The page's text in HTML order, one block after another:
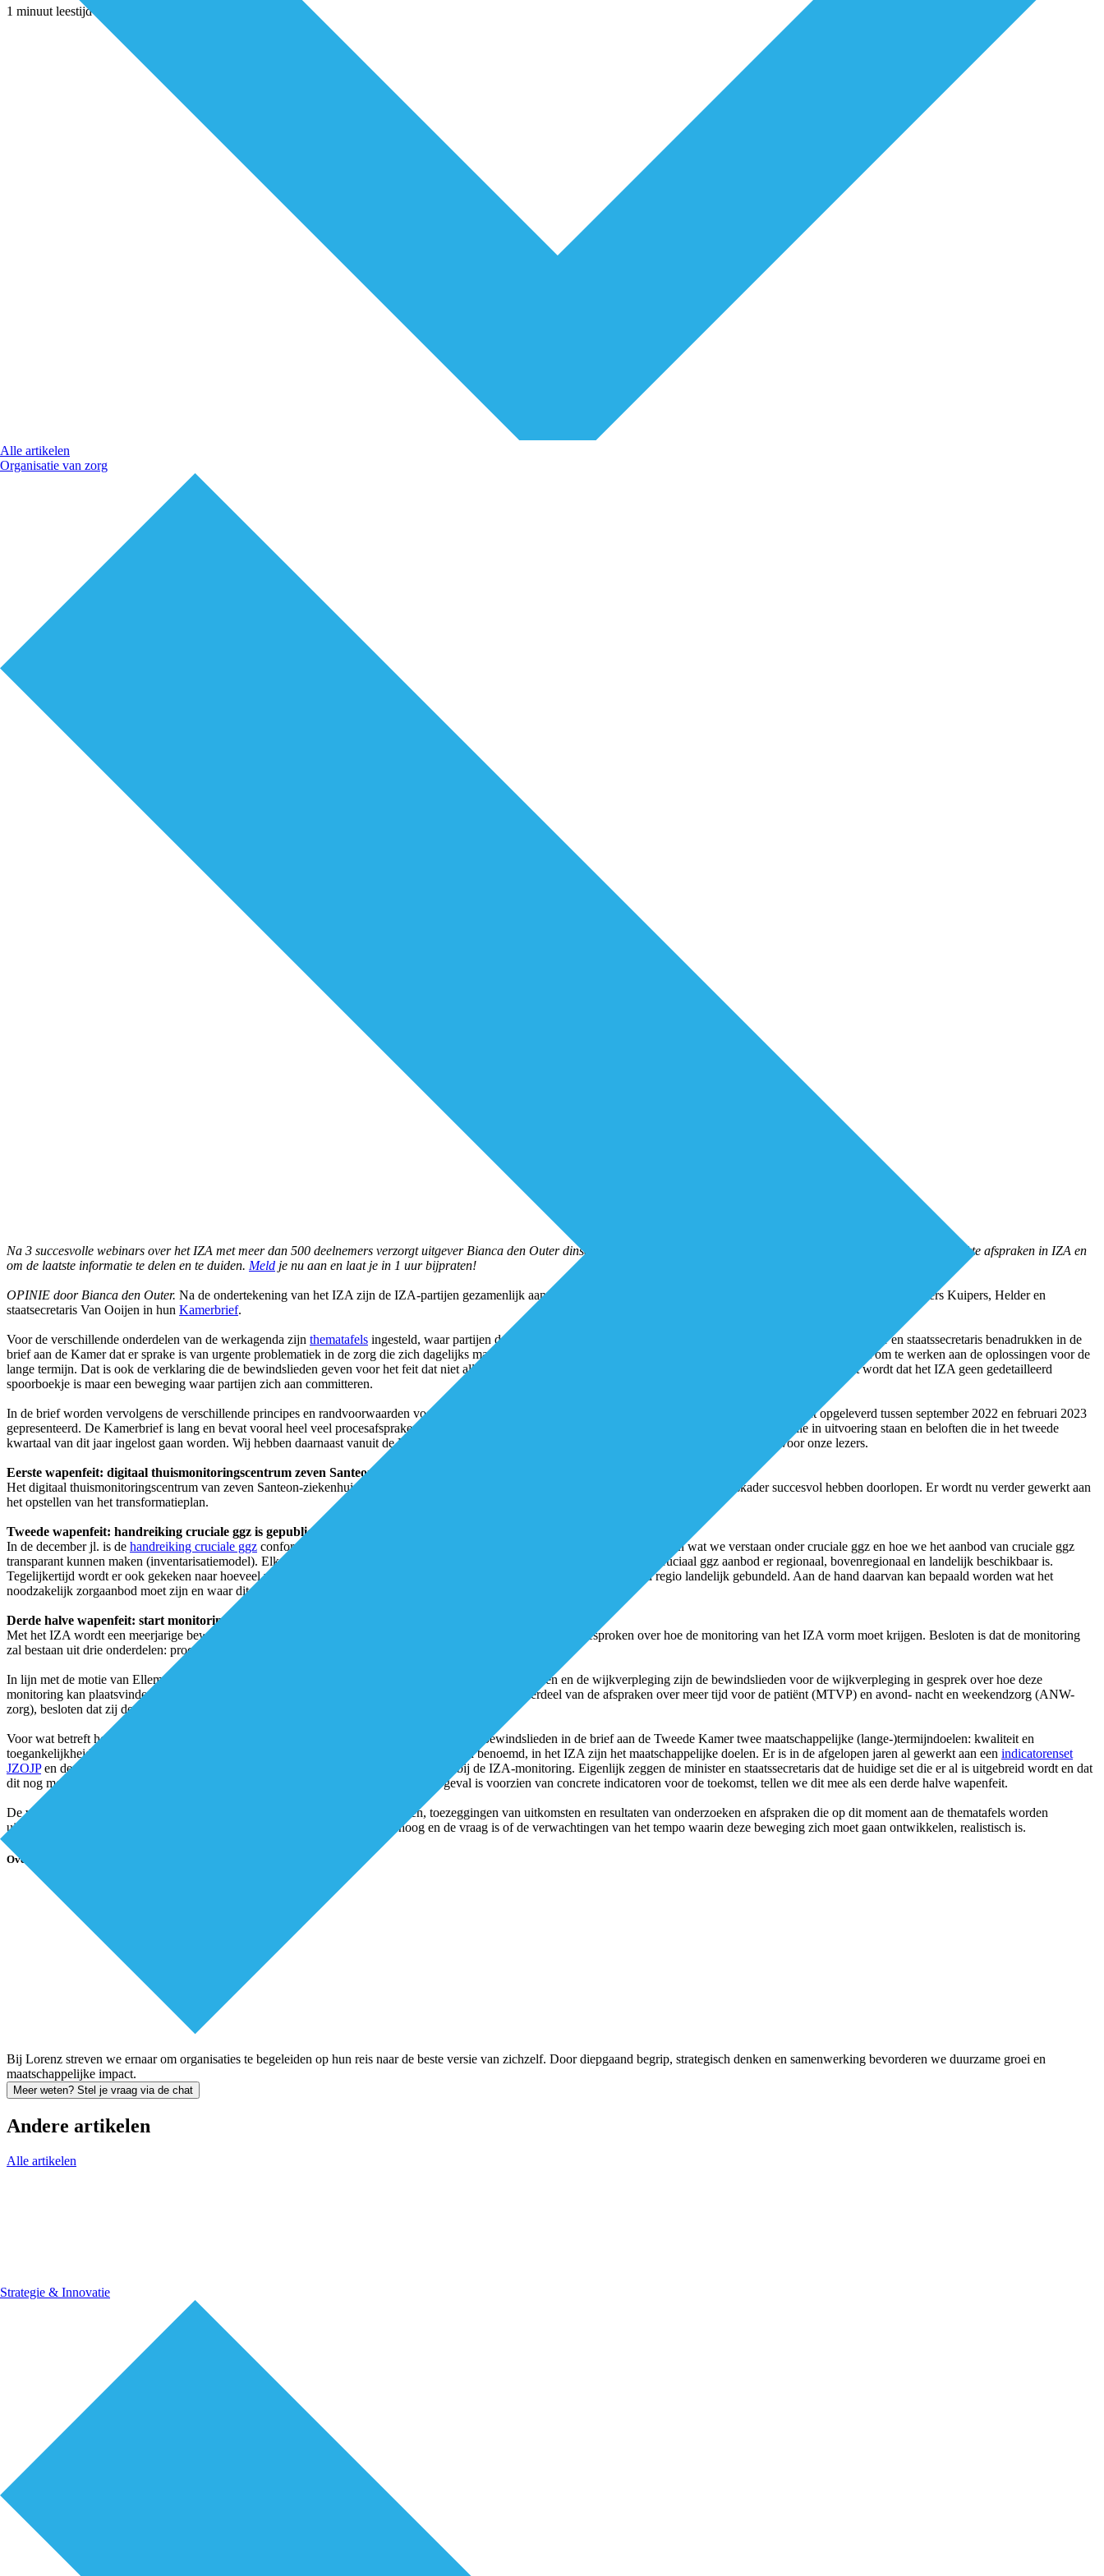
Alle artikelen
Organisatie van zorg
Strategie & Innovatie
1 minuut leestijd
Na 3 succesvolle webinars over het IZA met meer dan 500 deelnemers verzorgt uitgever Bianca den Outer dinsdag 21 maart 2023 een tweede webinar over de voortgang van de gemaakte afspraken in IZA en
om de laatste informatie te delen en te duiden. Meld je nu aan en laat je in 1 uur bijpraten!
OPINIE door Bianca den Outer. Na de ondertekening van het IZA zijn de IZA-partijen gezamenlijk aan de slag gegaan met de uitvoering van de werkagenda, schrijven de Ministers Kuipers, Helder en
staatsecretaris Van Ooijen in hun Kamerbrief.
Voor de verschillende onderdelen van de werkagenda zijn thematafels ingesteld, waar partijen de afspraken verder uitwerken en vormgeven aan de uitvoering. De minister en staatssecretaris benadrukken in de
brief aan de Kamer dat er sprake is van urgente problematiek in de zorg die zich dagelijks manifesteert. Daardoor bestaat het risico dat er weinig tijd en ruimte overblijft om te werken aan de oplossingen voor de
lange termijn. Dat is ook de verklaring die de bewindslieden geven voor het feit dat niet alle deadlines die benoemd zijn in het IZA tot nu toe behaald zijn. Benadrukt wordt dat het IZA geen gedetailleerd
spoorboekje is maar een beweging waar partijen zich aan committeren.
In de brief worden vervolgens de verschillende principes en randvoorwaarden voor het IZA langsgelopen en worden de eerste wapenfeiten die het IZA heeft opgeleverd tussen september 2022 en februari 2023
gepresenteerd. De Kamerbrief is lang en bevat vooral heel veel procesafspraken die gemaakt zijn, ambities die zijn omarmd door partijen, verkenningen die in uitvoering staan en beloften die in het tweede
kwartaal van dit jaar ingelost gaan worden. Wij hebben daarnaast vanuit de Kamerbrief de echte eerste wapenfeiten of opbrengsten op een rijtje gezet voor onze lezers.
Eerste wapenfeit: digitaal thuismonitoringscentrum zeven Santeon-ziekenhuizen
Het digitaal thuismonitoringscentrum van zeven Santeon-ziekenhuizen is een van de initiatieven die de eerste snelle toets van het beoordelingskader succesvol hebben doorlopen. Er wordt nu verder gewerkt aan
het opstellen van het transformatieplan.
Tweede wapenfeit: handreiking cruciale ggz is gepubliceerd
In de december jl. is de handreiking cruciale ggz conform afspraak vastgesteld en gepubliceerd. In de handreiking staat opgenomen wat we verstaan onder cruciale ggz en hoe we het aanbod van cruciale ggz
transparant kunnen maken (inventarisatiemodel). Elke regio brengt nu aan de hand van een inventarisatiemodel in beeld welk cruciaal ggz aanbod er regionaal, bovenregionaal en landelijk beschikbaar is.
Tegelijkertijd wordt er ook gekeken naar hoeveel vraag er is naar cruciale ggz. Vanaf juli 2023 worden de overzichten period regio landelijk gebundeld. Aan de hand daarvan kan bepaald worden wat het
noodzakelijk zorgaanbod moet zijn en waar dit aanbod het beste georganiseerd kan worden.
Derde halve wapenfeit: start monitoring van effecten van het IZA
Met het IZA wordt een meerjarige beweging ingezet die meerdere jaren zal lopen. De afgelopen maanden is er gesproken over hoe de monitoring van het IZA vorm moet krijgen. Besloten is dat de monitoring
zal bestaan uit drie onderdelen: proces, beweging en uitkomsten voor doelgroepen.
In lijn met de motie van Ellemeet en Kuiken over de monitoring van de gemaakte afspraken met huisartsen en de wijkverpleging zijn de bewindslieden voor de wijkverpleging in gesprek over hoe deze
monitoring kan plaatsvinden. Ten aanzien van de huisartsenzorg hebben partijen gezamenlijk, als onderdeel van de afspraken over meer tijd voor de patiënt (MTVP) en avond- nacht en weekendzorg (ANW-
zorg), besloten dat zij de voortgang (zelf) zullen gaan monitoren.
Voor wat betreft het zicht krijgen het gebied van de maatschappelijke doelen, formuleren de bewindslieden in de brief aan de Tweede Kamer twee maatschappelijke (lange-)termijndoelen: kwaliteit en
toegankelijkheid. In het sociaal domein zijn deze twee begrippen hoogstens als indicatoren benoemd, in het IZA zijn het maatschappelijke doelen. Er is in de afgelopen jaren al gewerkt aan een indicatorenset
JZOJPen de komende periode zal deze set dus verder worden uitgebreid en betrokken bij de IZA-monitoring. Eigenlijk zeggen de minister en staatssecretaris dat de huidige set die er al is uitgebreid wordt en dat
dit nog moet worden uitgewerkt. Maar omdat de indicatorenset in de bijlage in ieder geval is voorzien van concrete indicatoren voor de toekomst, tellen we dit mee als een derde halve wapenfeit.
De voortgangsbrief van de bewindslieden bevat dus vooral veel procesafspraken, toezeggingen van uitkomsten en resultaten van onderzoeken en afspraken die op dit moment aan de thematafels worden
uitgewerkt en veel goede voorbeelden uit de praktijk. Het tempo ligt enorm hoog en de vraag is of de verwachtingen van het tempo waarin deze beweging zich moet gaan ontwikkelen, realistisch is.
Over de partner
Bij Lorenz streven we ernaar om organisaties te begeleiden op hun reis naar de beste versie van zichzelf. Door diepgaand begrip, strategisch denken en samenwerking bevorderen we duurzame groei en
maatschappelijke impact.
Meer weten? Stel je vraag via de chat
Andere artikelen
Alle artikelen